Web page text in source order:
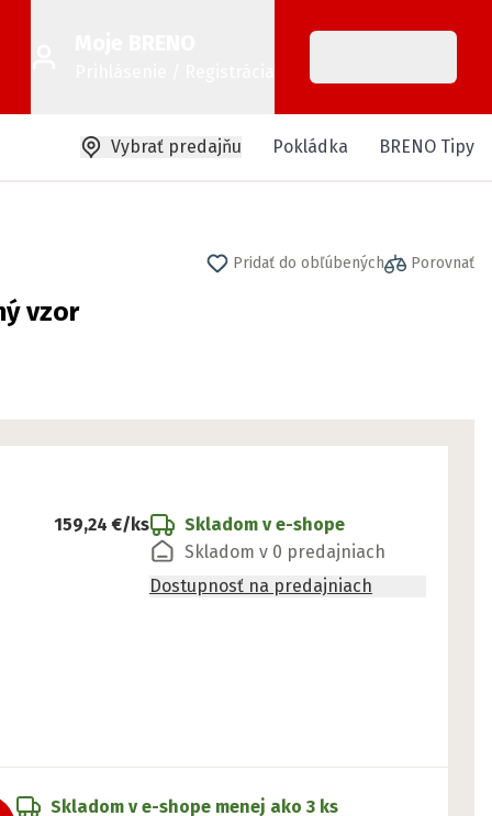
Vybrať predajňu Pokládka BRENO Tipy
Pridať do obľúbených Porovnať
vzor
159,24 €/ks
Skladom v e-shope
Skladom v 0 predajniach
Dostupnosť na predajniach
Skladom v e-shope menej ako 3 ks